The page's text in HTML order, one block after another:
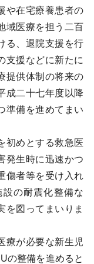
や在宅療養患者の
域医療を担う二百
る、退院支援を行
支援などに新たに
提供体制の将来の
成二十七年度以降
準備を進めてまい
初めとする救急医
発生時に迅速かつ
傷者等を受け入れ
の耐震化整備な
を図ってまいりま
療が必要な新生児
の整備を進めると